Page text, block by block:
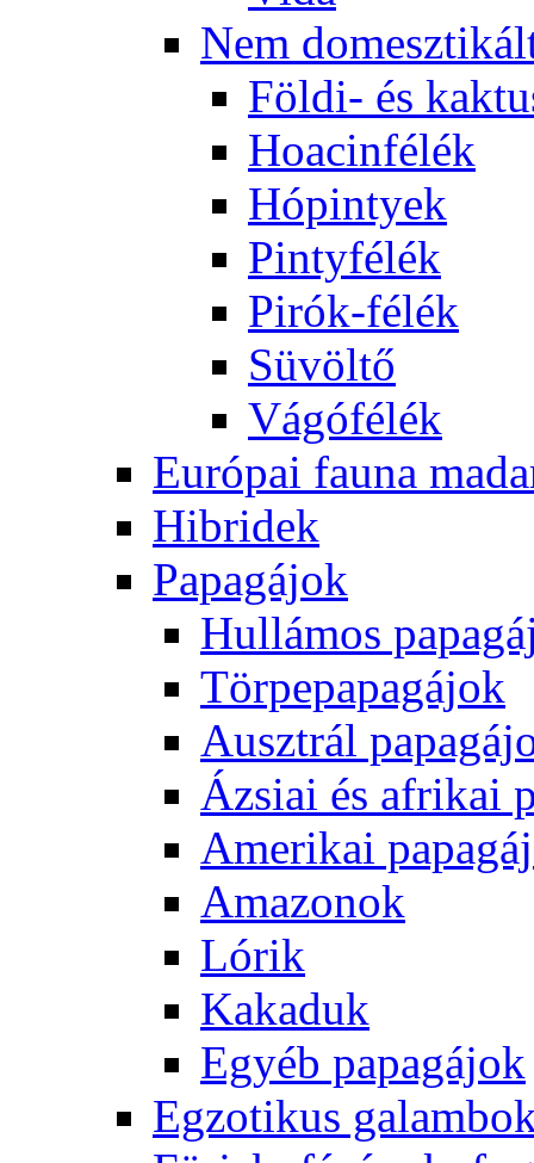
Nem
Földi- és
Hoacinfélék
Hópintyek
Pintyfélék
Pirók-félék
Süvöltő
Vágófélék
Európai fauna
Hibridek
Papagájok
Hullámos
Törpepapagájok
Ausztrál
Ázsiai és afrikai
Amerikai
Amazonok
Lórik
Kakaduk
Egyéb papagájok
Egzotikus